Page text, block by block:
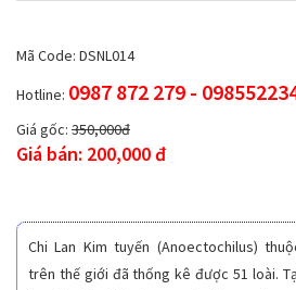
Mã Code: DSNL014
Hotline: 0987 872 279 -
Giá gốc: 350,000đ
Giá bán: 200,000 đ
Chi Lan Kim tuyến (Anoectochilus)
trên thế giới đã thống kê được 51 loài.